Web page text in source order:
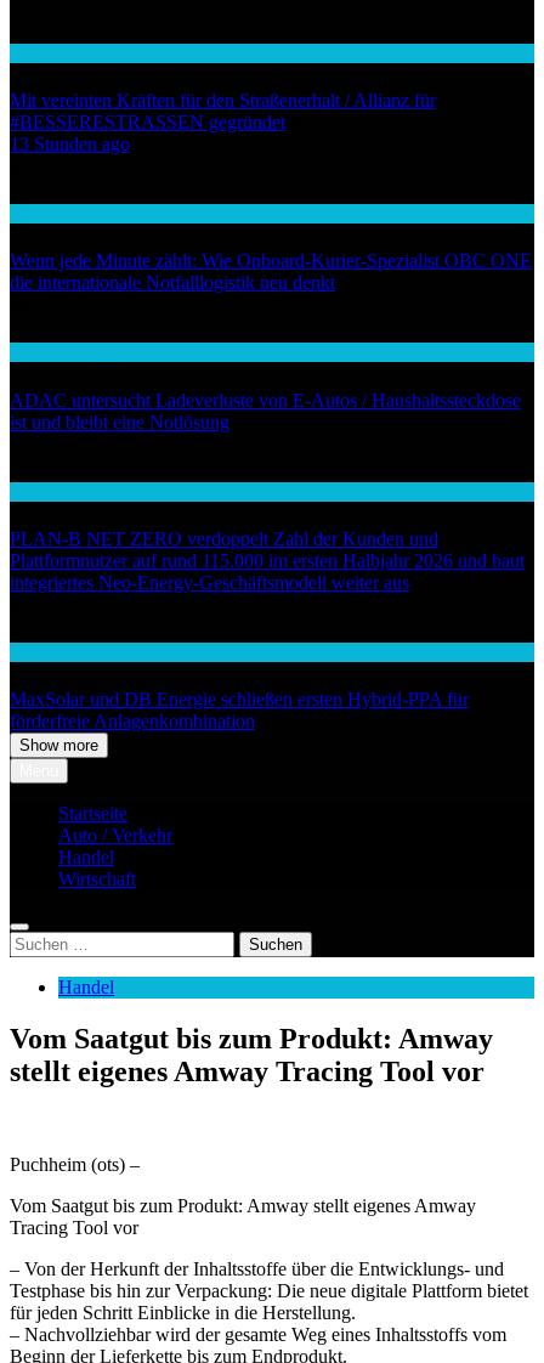
Mit vereinten Kräften für den Straßenerhalt / Allianz für
#BESSERESTRASSEN gegründet
13 Stunden ago
Wenn jede Minute zählt: Wie Onboard-Kurier-Spezialist OBC ONE
die internationale Notfalllogistik neu denkt
ADAC untersucht Ladeverluste von E-Autos / Haushaltssteckdose
ist und bleibt eine Notlösung
PLAN-B NET ZERO verdoppelt Zahl der Kunden und
Plattformnutzer auf rund 115.000 im ersten Halbjahr 2026 und baut
integriertes Neo-Energy-Geschäftsmodell weiter aus
MaxSolar und DB Energie schließen ersten Hybrid-PPA für
förderfreie Anlagenkombination
Show more
Startseite
Auto / Verkehr
Handel
Wirtschaft
Suchen
nach:
Handel
Vom Saatgut bis zum Produkt: Amway
stellt eigenes Amway Tracing Tool vor
Puchheim (ots) –
Vom Saatgut bis zum Produkt: Amway stellt eigenes Amway
Tracing Tool vor
– Von der Herkunft der Inhaltsstoffe über die Entwicklungs- und
Testphase bis hin zur Verpackung: Die neue digitale Plattform bietet
für jeden Schritt Einblicke in die Herstellung.
– Nachvollziehbar wird der gesamte Weg eines Inhaltsstoffs vom
Beginn der Lieferkette bis zum Endprodukt.